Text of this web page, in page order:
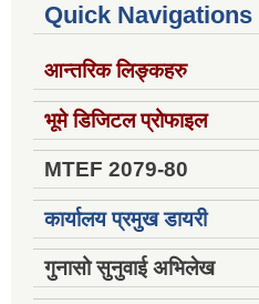
Quick Navigations
आन्तरिक लिङ्कहरु
भूमे डिजिटल प्रोफाइल
MTEF 2079-80
कार्यालय प्रमुख डायरी
गुनासो सुनुवाई अभिलेख